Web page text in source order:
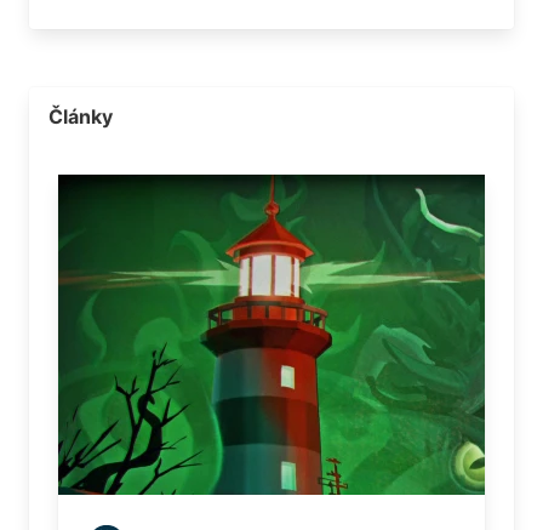
Články